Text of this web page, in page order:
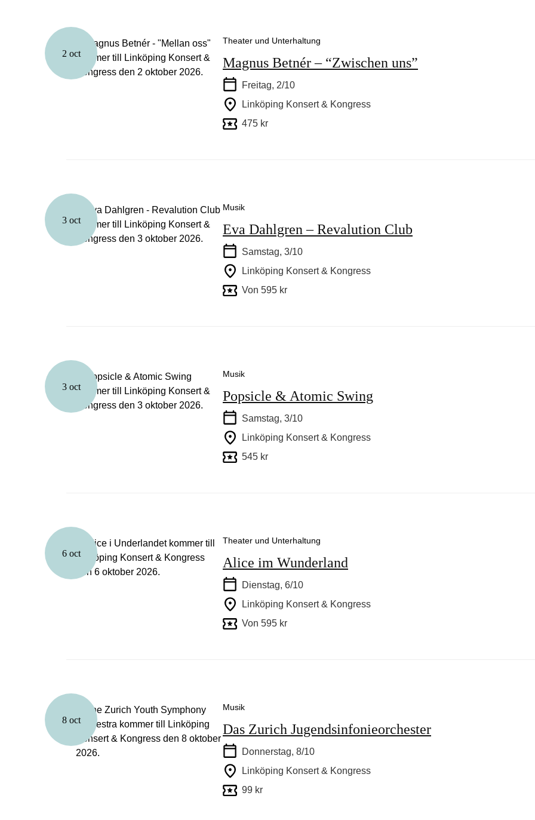
2 oct
Theater und Unterhaltung
Magnus Betnér – “Zwischen uns”
Freitag, 2/10
Linköping Konsert & Kongress
475 kr
3 oct
Musik
Eva Dahlgren – Revalution Club
Samstag, 3/10
Linköping Konsert & Kongress
Von 595 kr
3 oct
Musik
Popsicle & Atomic Swing
Samstag, 3/10
Linköping Konsert & Kongress
545 kr
6 oct
Theater und Unterhaltung
Alice im Wunderland
Dienstag, 6/10
Linköping Konsert & Kongress
Von 595 kr
8 oct
Musik
Das Zurich Jugendsinfonieorchester
Donnerstag, 8/10
Linköping Konsert & Kongress
99 kr